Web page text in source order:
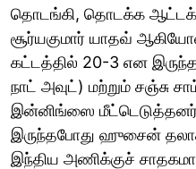
தொடங்கி, தொடக்க
சூர்யகுமார் யாதவ்
கட்டத்தில் 20-3 என
நாட் அவுட்) மற்றும் சஞ்சு
இன்னிங்ஸை
இருந்தபோது ஹுசைன்
இந்திய அணிக்குச்